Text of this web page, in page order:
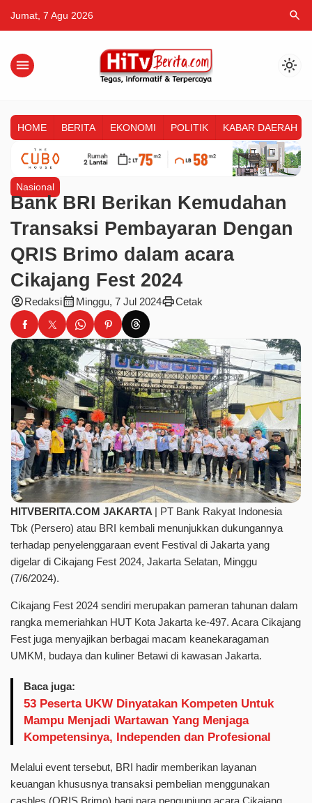
Jumat, 7 Agu 2026 search
menu light_mode
HOME BERITA EKONOMI POLITIK KABAR DAERAH
Nasional
Bank BRI Berikan Kemudahan
Transaksi Pembayaran Dengan
QRIS Brimo dalam acara
Cikajang Fest 2024
account_circleRedaksicalendar_month Minggu, 7 Jul 2024printCetak
HITVBERITA.COM JAKARTA | PT Bank Rakyat Indonesia
Tbk (Persero) atau BRI kembali menunjukkan dukungannya
terhadap penyelenggaraan event Festival di Jakarta yang
digelar di Cikajang Fest 2024, Jakarta Selatan, Minggu
(7/6/2024).
Cikajang Fest 2024 sendiri merupakan pameran tahunan dalam
rangka memeriahkan HUT Kota Jakarta ke-497. Acara Cikajang
Fest juga menyajikan berbagai macam keanekaragaman
UMKM, budaya dan kuliner Betawi di kawasan Jakarta.
Baca juga:
53 Peserta UKW Dinyatakan Kompeten Untuk
Mampu Menjadi Wartawan Yang Menjaga
Kompetensinya, Independen dan Profesional
Melalui event tersebut, BRI hadir memberikan layanan
keuangan khususnya transaksi pembelian menggunakan
cashles (QRIS Brimo) bagi para pengunjung acara Cikajang